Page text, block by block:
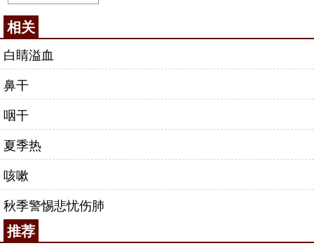
相关
白睛溢血
鼻干
咽干
夏季热
咳嗽
秋季警惕悲忧伤肺
推荐